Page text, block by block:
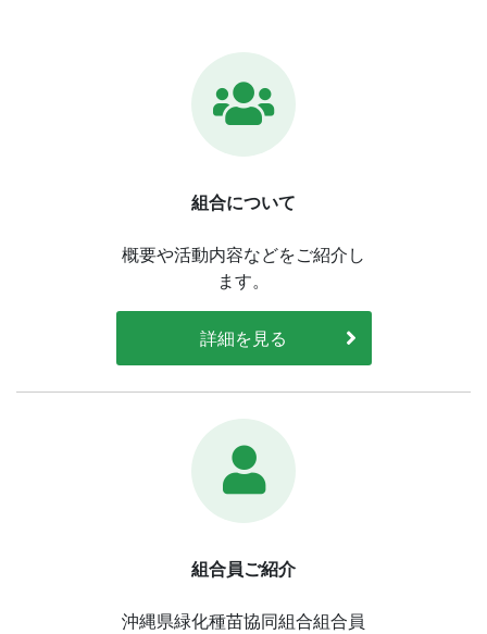
組合について
概要や活動内容などをご紹介し
ます。
詳細を見る
組合員ご紹介
沖縄県緑化種苗協同組合組合員